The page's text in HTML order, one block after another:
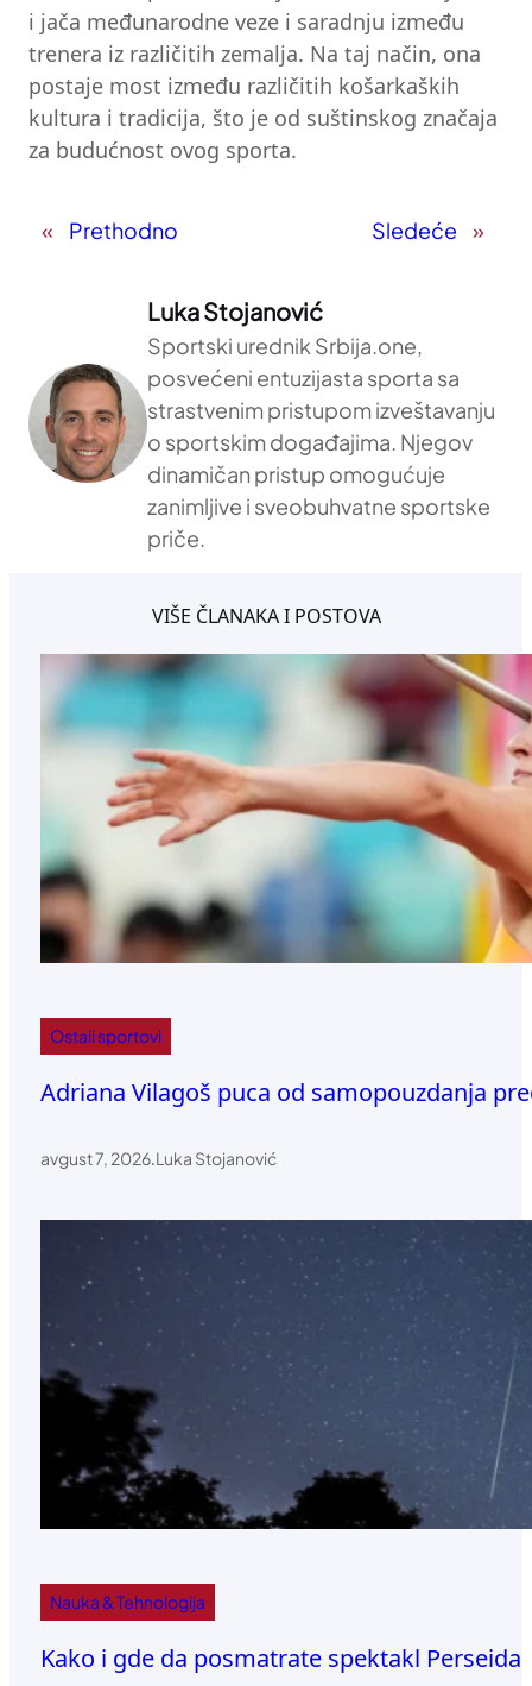
i jača međunarodne veze i saradnju između
trenera iz različitih zemalja. Na taj način, ona
postaje most između različitih košarkaških
kultura i tradicija, što je od suštinskog značaja
za budućnost ovog sporta.
« Prethodno Sledeće »
Luka Stojanović
Sportski urednik Srbija.one,
posvećeni entuzijasta sporta sa
strastvenim pristupom izveštavanju
o sportskim događajima. Njegov
dinamičan pristup omogućuje
zanimljive i sveobuhvatne sportske
priče.
VIŠE ČLANAKA I POSTOVA
Ostali sportovi
Adriana Vilagoš puca od samopouzdanja
avgust 7, 2026.Luka Stojanović
Nauka & Tehnologija
Kako i gde da posmatrate spektakl Perseida